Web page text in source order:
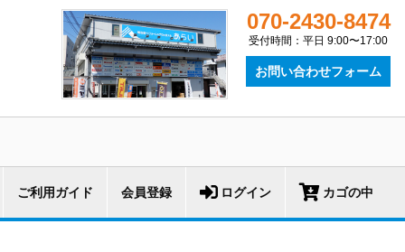
070-2430-8474
受付時間：平日 9:00〜17:00
お問い合わせフォーム
ご利用ガイド 会員登録 ログイン カゴの中